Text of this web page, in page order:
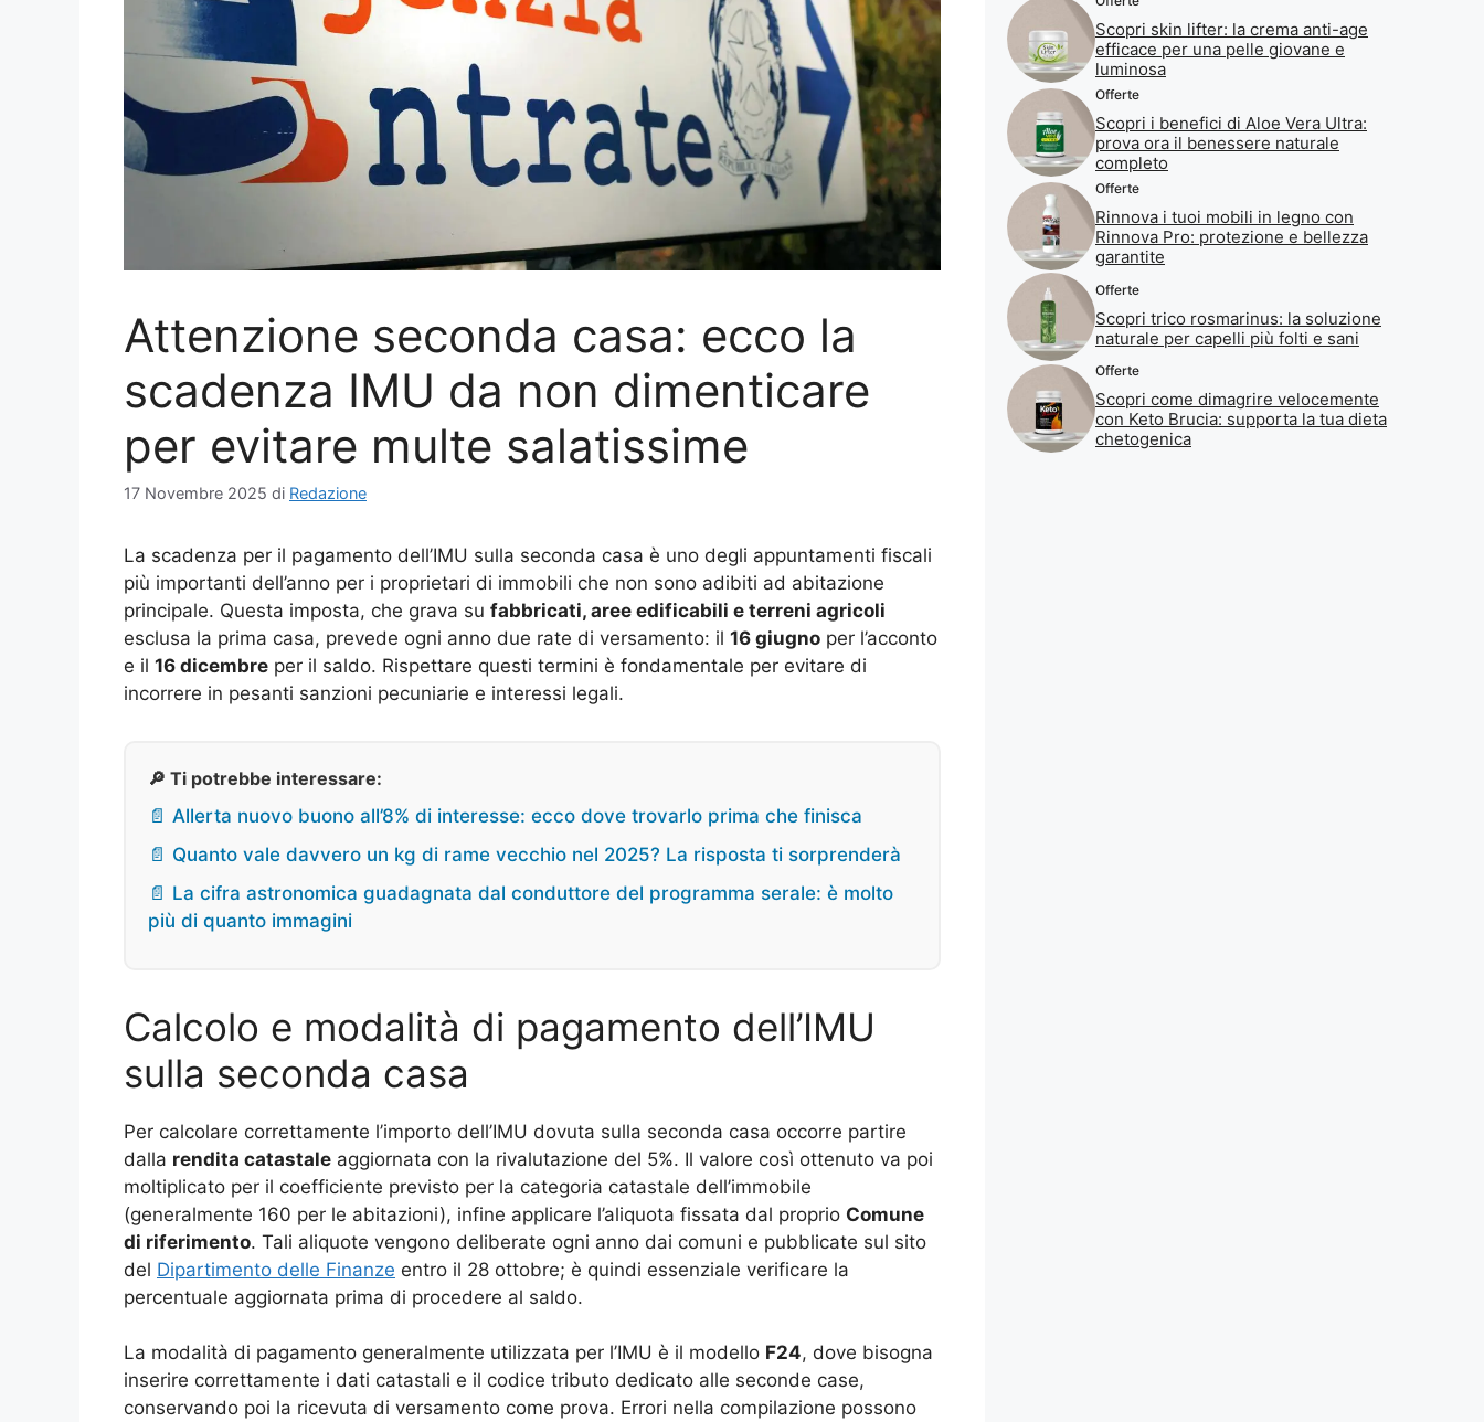
Attenzione seconda casa: ecco la
scadenza IMU da non dimenticare
per evitare multe salatissime
17 Novembre 2025 di Redazione
La scadenza per il pagamento dell’IMU sulla seconda casa è uno degli appuntamenti fiscali
più importanti dell’anno per i proprietari di immobili che non sono adibiti ad abitazione
principale. Questa imposta, che grava su fabbricati, aree edificabili e terreni agricoli
esclusa la prima casa, prevede ogni anno due rate di versamento: il 16 giugno per l’acconto
e il 16 dicembre per il saldo. Rispettare questi termini è fondamentale per evitare di
incorrere in pesanti sanzioni pecuniarie e interessi legali.
🔎 Ti potrebbe interessare:
📄 Allerta nuovo buono all’8% di interesse: ecco dove trovarlo prima che finisca
📄 Quanto vale davvero un kg di rame vecchio nel 2025? La risposta ti sorprenderà
📄 La cifra astronomica guadagnata dal conduttore del programma serale: è molto
più di quanto immagini
Calcolo e modalità di pagamento dell’IMU
sulla seconda casa
Per calcolare correttamente l’importo dell’IMU dovuta sulla seconda casa occorre partire
dalla rendita catastale aggiornata con la rivalutazione del 5%. Il valore così ottenuto va poi
moltiplicato per il coefficiente previsto per la categoria catastale dell’immobile
(generalmente 160 per le abitazioni), infine applicare l’aliquota fissata dal proprio Comune
di riferimento. Tali aliquote vengono deliberate ogni anno dai comuni e pubblicate sul sito
del Dipartimento delle Finanze entro il 28 ottobre; è quindi essenziale verificare la
percentuale aggiornata prima di procedere al saldo.
La modalità di pagamento generalmente utilizzata per l’IMU è il modello F24, dove bisogna
inserire correttamente i dati catastali e il codice tributo dedicato alle seconde case,
conservando poi la ricevuta di versamento come prova. Errori nella compilazione possono
Scopri skin lifter: la crema anti-age
efficace per una pelle giovane e
luminosa
Offerte
Scopri i benefici di Aloe Vera Ultra:
prova ora il benessere naturale
completo
Offerte
Rinnova i tuoi mobili in legno con
Rinnova Pro: protezione e bellezza
garantite
Offerte
Scopri trico rosmarinus: la soluzione
naturale per capelli più folti e sani
Offerte
Scopri come dimagrire velocemente
con Keto Brucia: supporta la tua dieta
chetogenica